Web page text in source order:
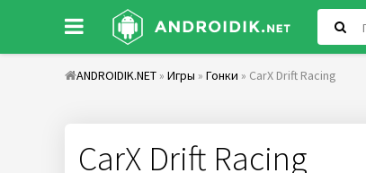
ANDROIDIK.NET » Игры » Гонки » CarX Drift Racing
CarX Drift Racing